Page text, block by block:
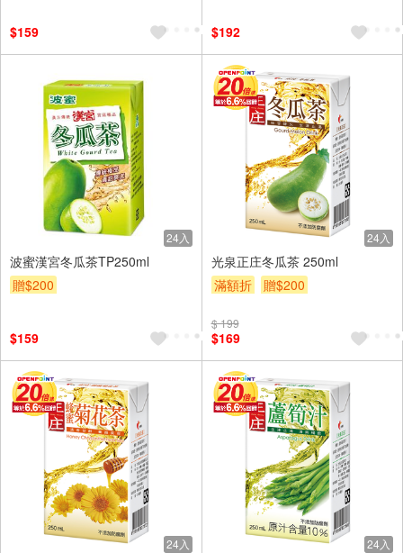
$159 $192
24入
波蜜漢宮冬瓜茶TP250ml
贈$200
$159
24入
光泉正庄冬瓜茶 250ml
滿額折
贈$200
$ 199
$169
24入 24入